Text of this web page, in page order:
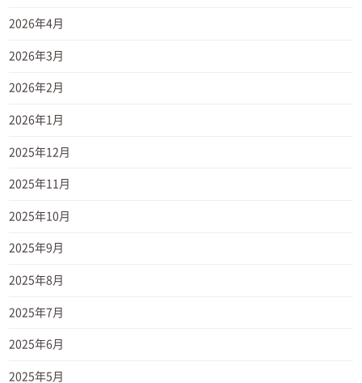
2026年4月
2026年3月
2026年2月
2026年1月
2025年12月
2025年11月
2025年10月
2025年9月
2025年8月
2025年7月
2025年6月
2025年5月